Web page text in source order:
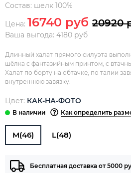
Состав: шелк 100%
Цена: 16740 руб 20920
Ваша выгода: 4180 руб
Длинный халат прямого силуэта
шёлка с фантазийным принтом, с
Халат по борту на обтачке, по талии
внутреннюю завязку.
Цвет: КАК-НА-ФОТО
Как определить
M(46) L(48)
Бесплатная доставка от 5000